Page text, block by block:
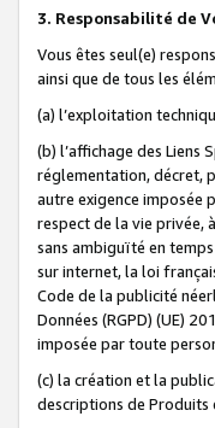
3. Responsabilité de
Vous êtes seul(e)
ainsi que de tous les
(a) l’exploitation
(b) l’affichage des Liens
réglementation, décret,
autre exigence imposée
respect de la vie privée,
sans ambiguïté en
sur internet, la loi
Code de la publicité
Données (RGPD) (UE)
imposée par toute
(c) la création et la
descriptions de Produits